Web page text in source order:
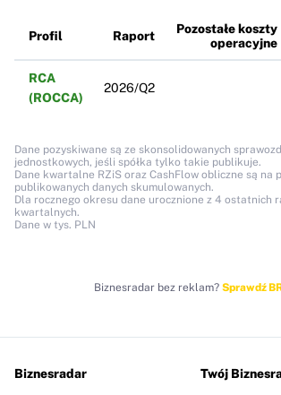
Profil Raport
Pozostałe koszty
operacyjne
RCA
(ROCCA)
2026/Q2
Dane pozyskiwane są ze skonsolidowanych
jednostkowych, jeśli spółka tylko takie publikuje.
Dane kwartalne RZiS oraz CashFlow obliczne są na
publikowanych danych skumulowanych.
Dla rocznego okresu dane urocznione z 4 ostatnich
kwartalnych.
Dane w tys. PLN
Biznesradar bez reklam? Sprawdź
Biznesradar Twój